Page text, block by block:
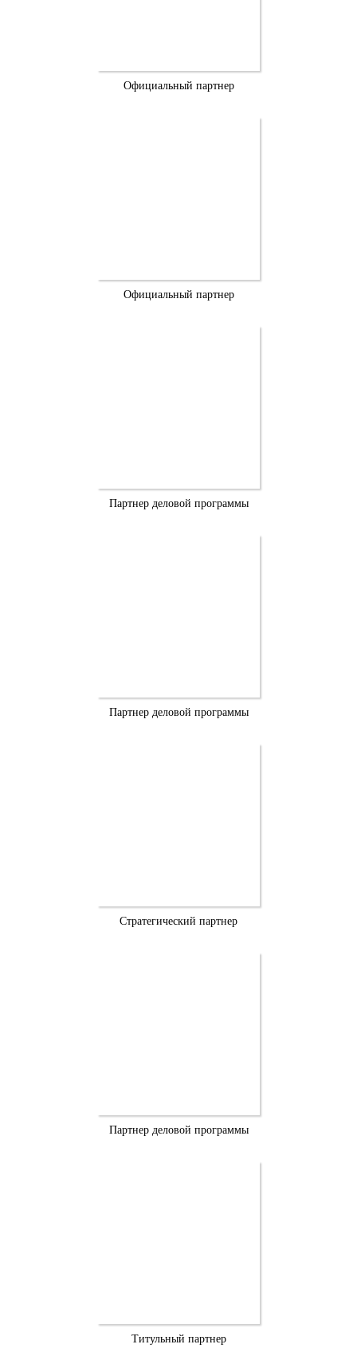
Официальный партнер
Официальный партнер
Партнер деловой программы
Партнер деловой программы
Стратегический партнер
Партнер деловой программы
Титульный партнер